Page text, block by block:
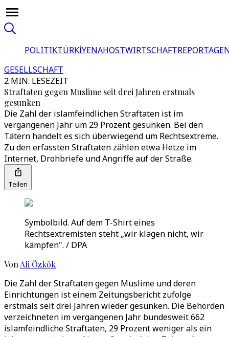
POLITIKTÜRKİYENAHOSTWIRTSCHAFT
GESELLSCHAFT
2 MIN. LESEZEIT
Straftaten gegen Muslime seit drei Jahren erstmals
gesunken
Die Zahl der islamfeindlichen Straftaten ist im
vergangenen Jahr um 29 Prozent gesunken. Bei den
Tätern handelt es sich überwiegend um Rechtsextreme.
Zu den erfassten Straftaten zählen etwa Hetze im
Internet, Drohbriefe und Angriffe auf der Straße.
Teilen
Symbolbild. Auf dem T-Shirt eines
Rechtsextremisten steht „wir klagen nicht, wir
kämpfen". / DPA
Von Ali Özkök
Die Zahl der Straftaten gegen Muslime und deren
Einrichtungen ist einem Zeitungsbericht zufolge
erstmals seit drei Jahren wieder gesunken. Die Behörden
verzeichneten im vergangenen Jahr bundesweit 662
islamfeindliche Straftaten, 29 Prozent weniger als ein